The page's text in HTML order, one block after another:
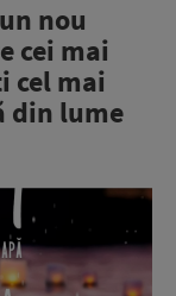
nou
cei mai
cel mai
din lume